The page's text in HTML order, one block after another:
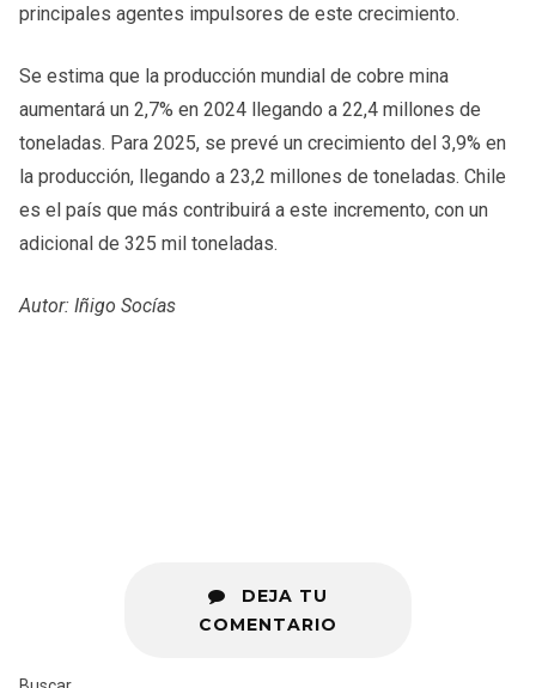
principales agentes impulsores de este crecimiento.
Se estima que la producción mundial de cobre mina
aumentará un 2,7% en 2024 llegando a 22,4 millones de
toneladas. Para 2025, se prevé un crecimiento del 3,9% en
la producción, llegando a 23,2 millones de toneladas. Chile
es el país que más contribuirá a este incremento, con un
adicional de 325 mil toneladas.
Autor: Iñigo Socías
DEJA TU
COMENTARIO